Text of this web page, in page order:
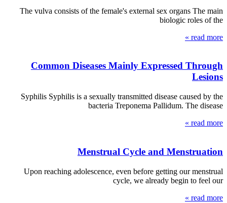
The vulva consists of the female's external sex organs The main
biologic roles of the
read more »
Common Diseases Mainly Expressed Through
Lesions
Syphilis Syphilis is a sexually transmitted disease caused by the
bacteria Treponema Pallidum. The disease
read more »
Menstrual Cycle and Menstruation
Upon reaching adolescence, even before getting our menstrual
cycle, we already begin to feel our
read more »